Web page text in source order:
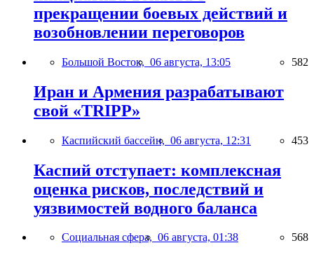
прекращении боевых действий и
возобновлении переговоров
Большой Восток, 06 августа, 13:05 582
Иран и Армения разрабатывают
свой «TRIPP»
Каспийский бассейн, 06 августа, 12:31 453
Каспий отступает: комплексная
оценка рисков, последствий и
уязвимостей водного баланса
Социальная сфера, 06 августа, 01:38 568